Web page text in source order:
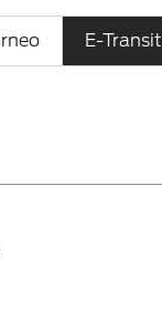
E-Transit